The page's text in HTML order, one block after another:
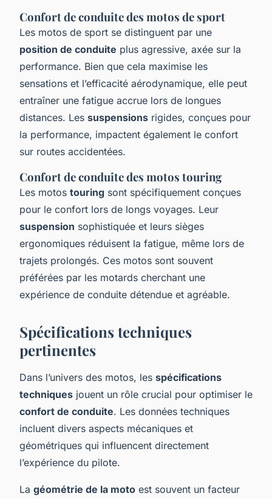
Confort de conduite des motos de sport
Les motos de sport se distinguent par une
position de conduite plus agressive, axée sur la
performance. Bien que cela maximise les
sensations et l’efficacité aérodynamique, elle peut
entraîner une fatigue accrue lors de longues
distances. Les suspensions rigides, conçues pour
la performance, impactent également le confort
sur routes accidentées.
Confort de conduite des motos touring
Les motos touring sont spécifiquement conçues
pour le confort lors de longs voyages. Leur
suspension sophistiquée et leurs sièges
ergonomiques réduisent la fatigue, même lors de
trajets prolongés. Ces motos sont souvent
préférées par les motards cherchant une
expérience de conduite détendue et agréable.
Spécifications techniques
pertinentes
Dans l’univers des motos, les spécifications
techniques jouent un rôle crucial pour optimiser le
confort de conduite. Les données techniques
incluent divers aspects mécaniques et
géométriques qui influencent directement
l’expérience du pilote.
La géométrie de la moto est souvent un facteur